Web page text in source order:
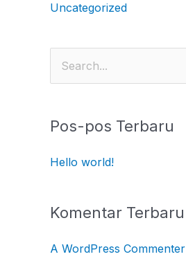
Uncategorized
Cari
untuk:
Pos-pos Terbaru
Hello world!
Komentar Terbaru
A WordPress Commenter